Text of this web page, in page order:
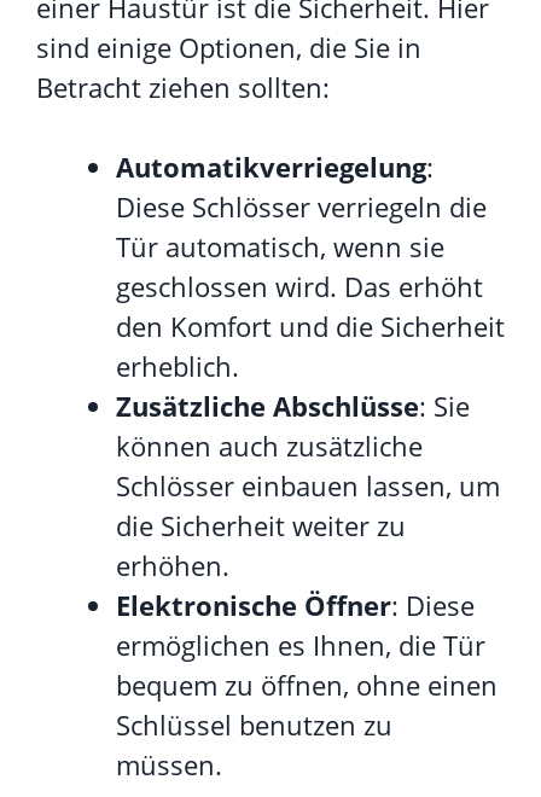
sind einige Optionen, die Sie in
Betracht ziehen sollten:
Automatikverriegelung:
Diese Schlösser verriegeln die
Tür automatisch, wenn sie
geschlossen wird. Das erhöht
den Komfort und die Sicherheit
erheblich.
Zusätzliche Abschlüsse: Sie
können auch zusätzliche
Schlösser einbauen lassen, um
die Sicherheit weiter zu
erhöhen.
Elektronische Öffner: Diese
ermöglichen es Ihnen, die Tür
bequem zu öffnen, ohne einen
Schlüssel benutzen zu
müssen.